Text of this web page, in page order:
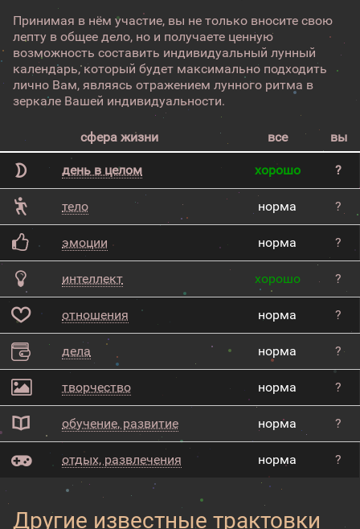
Принимая в нём участие, вы не только вносите свою
лепту в общее дело, но и получаете ценную
возможность составить индивидуальный лунный
календарь, который будет максимально подходить
лично Вам, являясь отражением лунного ритма в
зеркале Вашей индивидуальности.
сфера жизни все вы
день в целом хорошо ?
тело норма ?
эмоции норма ?
интеллект хорошо ?
отношения норма ?
дела норма ?
творчество норма ?
обучение, развитие норма ?
отдых, развлечения норма ?
Другие известные трактовки